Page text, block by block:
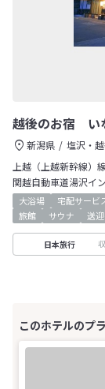
越後のお宿 い
新潟県 塩沢・
上越（上越新幹線）
関越自動車道湯沢イ
大浴場 宅配サービ
旅館
サウナ 送
日本旅行